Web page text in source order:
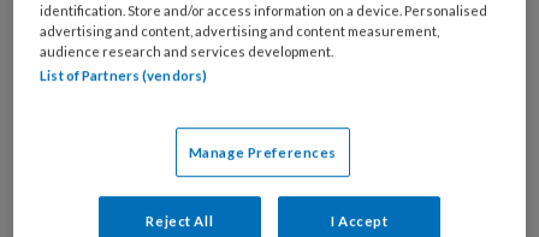
Wat doe je als een kind je
uitscheldt voor ‘kutwijf’?
identification. Store and/or access information on a device. Personalised
advertising and content, advertising and content measurement,
audience research and services development.
List of Partners (vendors)
Manage Preferences
Reject All I Accept